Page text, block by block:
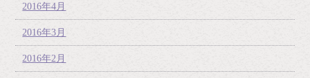
2016年4月
2016年3月
2016年2月